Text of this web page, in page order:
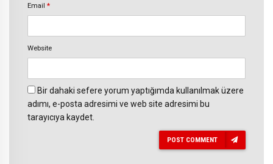
Email *
Website
Bir dahaki sefere yorum yaptığımda kullanılmak üzere
adımı, e-posta adresimi ve web site adresimi bu
tarayıcıya kaydet.
POST COMMENT